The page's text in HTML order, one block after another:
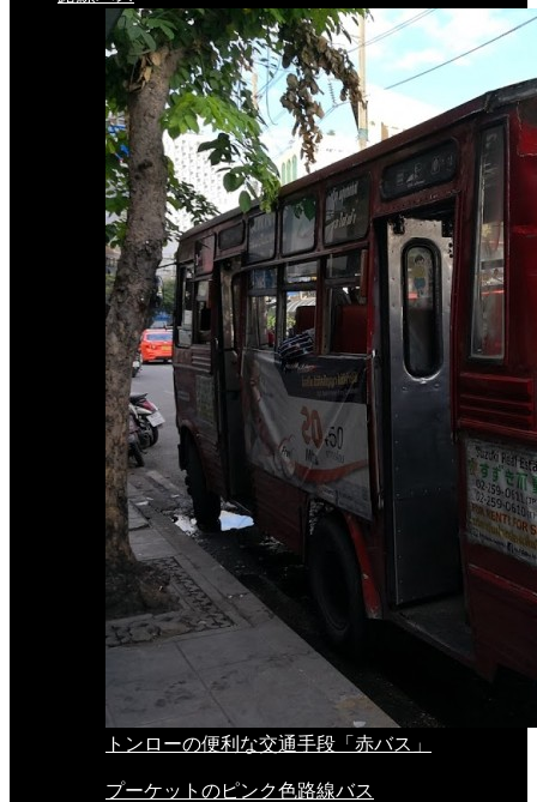
トンローの便利な交通手段「赤バス」
プーケットのピンク色路線バス